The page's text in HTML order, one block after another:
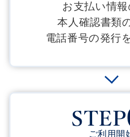
お支払い情
本人確認書類
電話番号の発行
ご利用開